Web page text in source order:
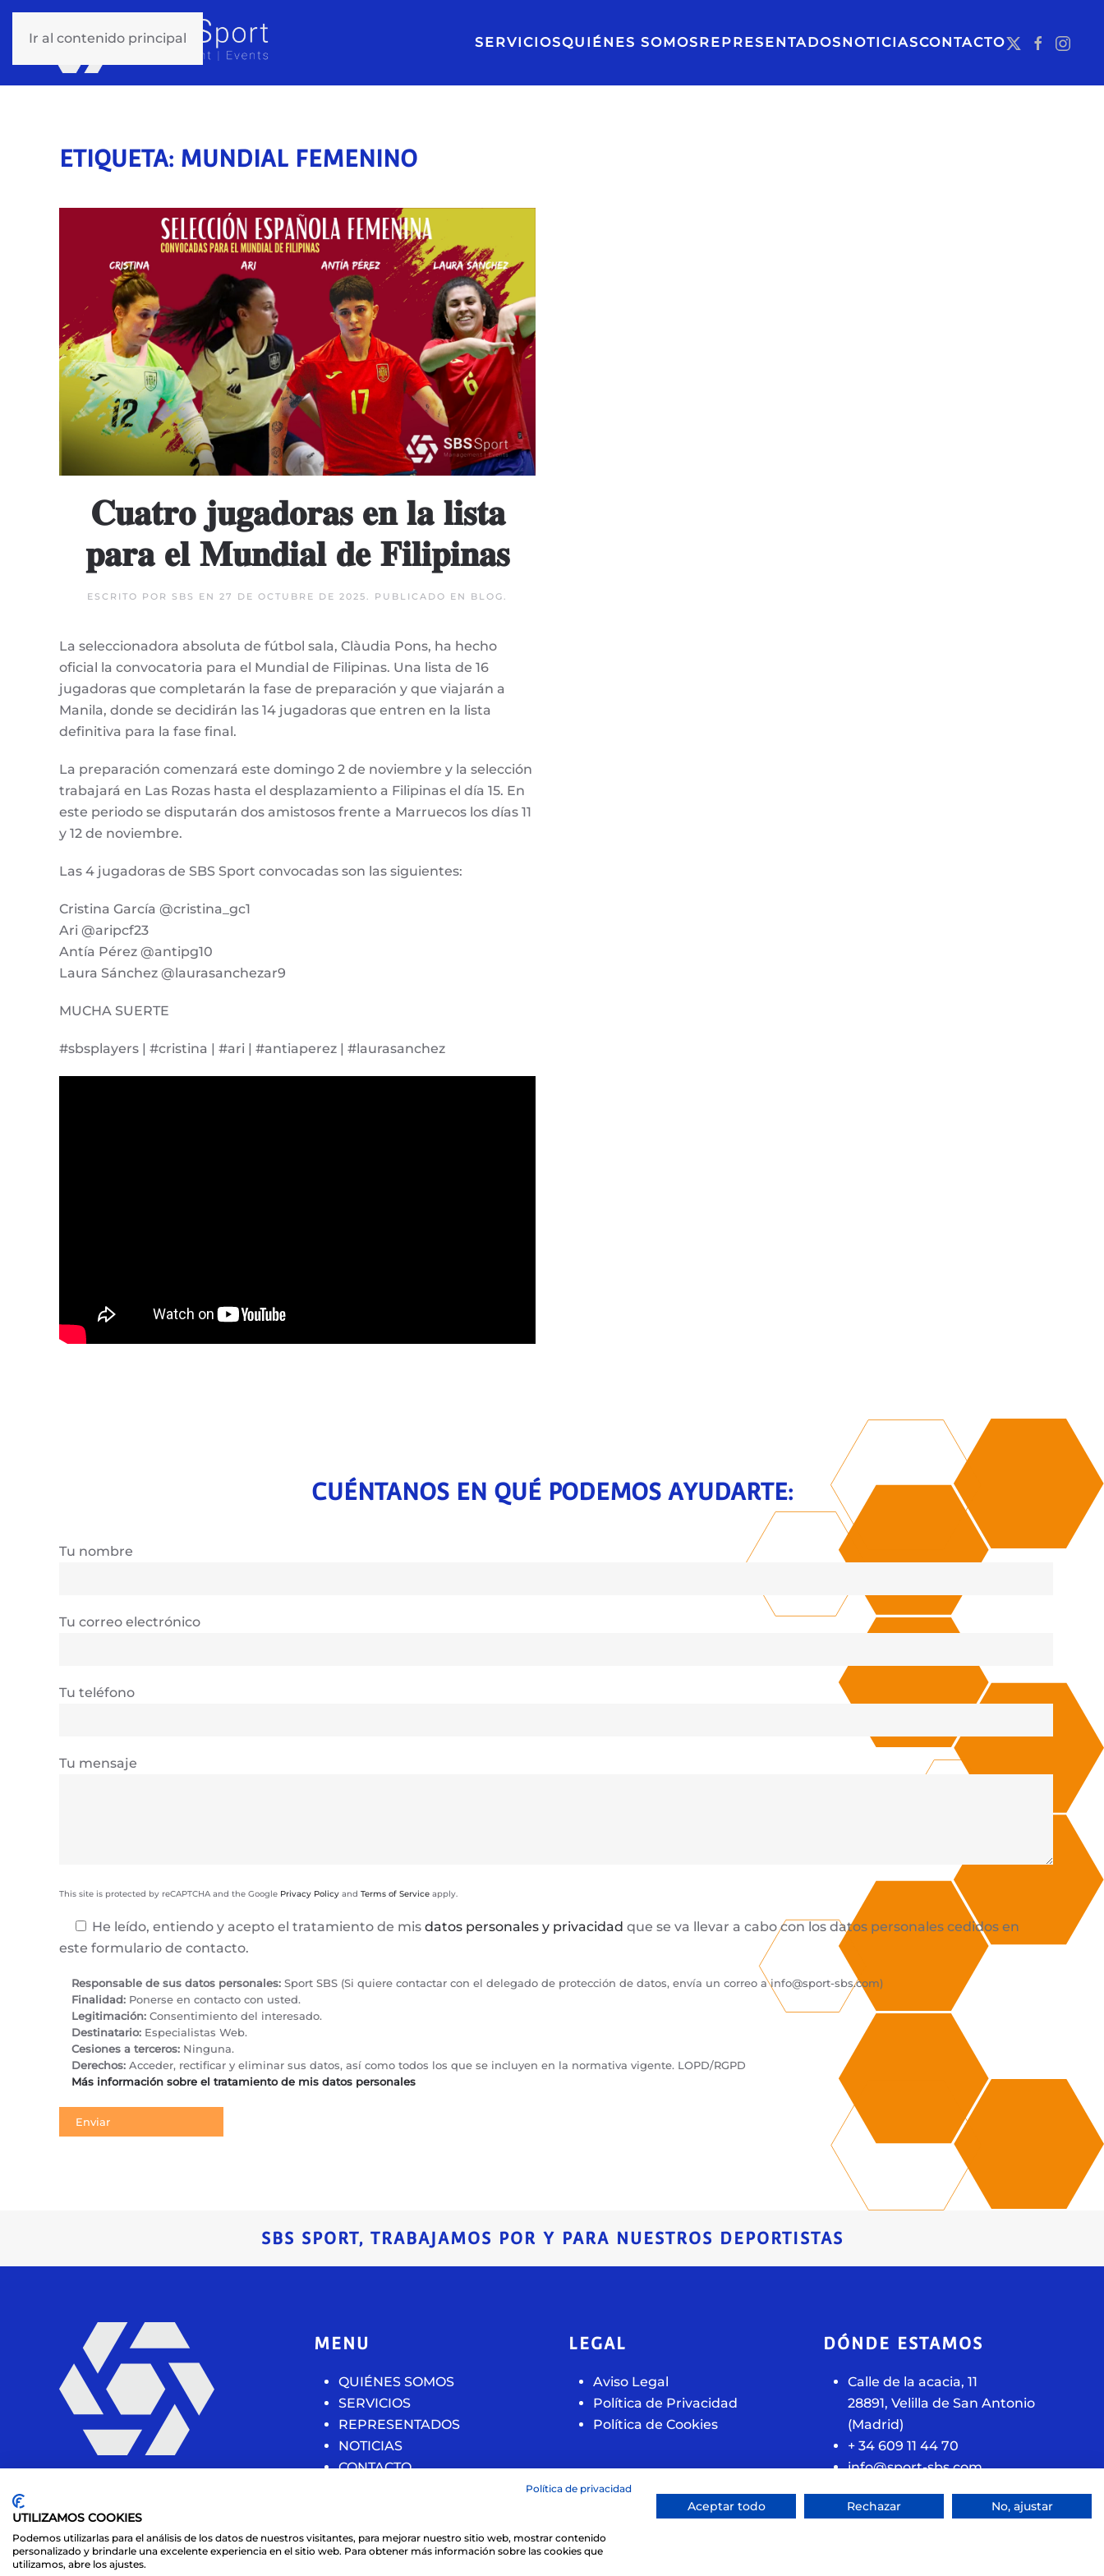
Ir al contenido principal SERVICIOSQUIÉNES SOMOSREPRESENTADOSNOTICIASCONTACTO
ETIQUETA: MUNDIAL FEMENINO
𝐂𝐮𝐚𝐭𝐫𝐨 𝐣𝐮𝐠𝐚𝐝𝐨𝐫𝐚𝐬 𝐞𝐧 𝐥𝐚 𝐥𝐢𝐬𝐭𝐚
𝐩𝐚𝐫𝐚 𝐞𝐥 𝐌𝐮𝐧𝐝𝐢𝐚𝐥 𝐝𝐞 𝐅𝐢𝐥𝐢𝐩𝐢𝐧𝐚𝐬
ESCRITO POR SBS EN 27 DE OCTUBRE DE 2025. PUBLICADO EN BLOG.
La seleccionadora absoluta de fútbol sala, Clàudia Pons, ha hecho
oficial la convocatoria para el Mundial de Filipinas. Una lista de 16
jugadoras que completarán la fase de preparación y que viajarán a
Manila, donde se decidirán las 14 jugadoras que entren en la lista
definitiva para la fase final.
La preparación comenzará este domingo 2 de noviembre y la selección
trabajará en Las Rozas hasta el desplazamiento a Filipinas el día 15. En
este periodo se disputarán dos amistosos frente a Marruecos los días 11
y 12 de noviembre.
Las 4 jugadoras de SBS Sport convocadas son las siguientes:
Cristina García @cristina_gc1
Ari @aripcf23
Antía Pérez @antipg10
Laura Sánchez @laurasanchezar9
MUCHA SUERTE
#sbsplayers | #cristina | #ari | #antiaperez | #laurasanchez
CUÉNTANOS EN QUÉ PODEMOS AYUDARTE:
Tu nombre
Tu correo electrónico
Tu teléfono
Tu mensaje
This site is protected by reCAPTCHA and the Google Privacy Policy and Terms of Service apply.
He leído, entiendo y acepto el tratamiento de mis datos personales y privacidad que se va llevar a cabo con los datos personales cedidos en
este formulario de contacto.
Responsable de sus datos personales: Sport SBS (Si quiere contactar con el delegado de protección de datos, envía un correo ainfo@sport-sbs.com)
Finalidad: Ponerse en contacto con usted.
Legitimación: Consentimiento del interesado.
Destinatario: Especialistas Web.
Cesiones a terceros: Ninguna.
Derechos: Acceder, rectificar y eliminar sus datos, así como todos los que se incluyen en la normativa vigente. LOPD/RGPD
Más información sobre el tratamiento de mis datos personales
SBS SPORT, TRABAJAMOS POR Y PARA NUESTROS DEPORTISTAS
MENU
QUIÉNES SOMOS
SERVICIOS
REPRESENTADOS
NOTICIAS
CONTACTO
LEGAL
Aviso Legal
Política de Privacidad
Política de Cookies
DÓNDE ESTAMOS
Calle de la acacia, 11
28891, Velilla de San Antonio
(Madrid)
+ 34 609 11 44 70
info@sport-sbs.com
© 2021 SBS Sport Gestión Deportiva
Política de privacidad
UTILIZAMOS COOKIES
Podemos utilizarlas para el análisis de los datos de nuestros visitantes, para mejorar nuestro sitio web, mostrar contenido
personalizado y brindarle una excelente experiencia en el sitio web. Para obtener más información sobre las cookies que
utilizamos, abre los ajustes.
Aceptar todo Rechazar No, ajustar